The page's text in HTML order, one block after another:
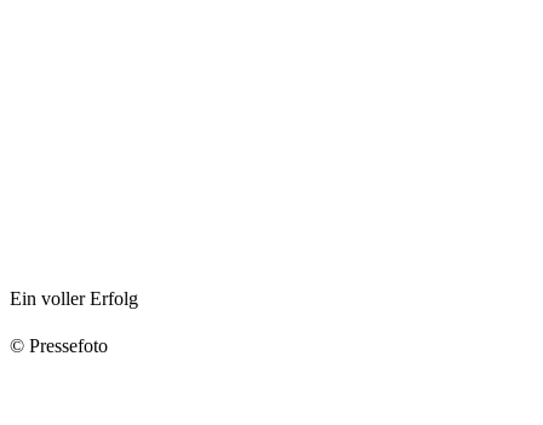
Ein voller Erfolg
© Pressefoto